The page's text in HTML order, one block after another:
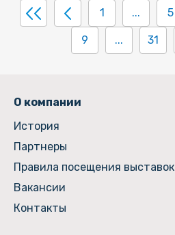
1 ... 5
9 ... 31
О компании
История
Партнеры
Правила посещения выставок
Вакансии
Контакты